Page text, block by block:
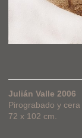
Julián Valle 2006
Pirograbado y
72 x 102 cm.